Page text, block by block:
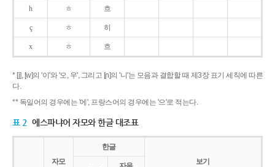
h ㅎ 흐
ç ㅎ 히
x ㅎ 흐
* [j], [w]의 '이'와 '오, 우', 그리고 [ɲ]의 '니'는 모음과 결합할 때 제3장 표기 세칙에 따른
다.
** 독일어의 경우에는 '에', 프랑스어의 경우에는 '으'로 적는다.
표 2 에스파냐어 자모와 한글 대조표
자모
한글
보기